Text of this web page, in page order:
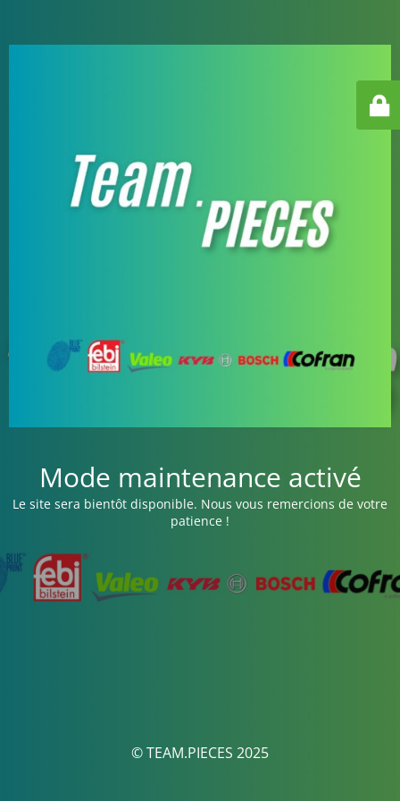
Mode maintenance activé
Le site sera bientôt disponible. Nous vous remercions de votre
patience !
© TEAM.PIECES 2025